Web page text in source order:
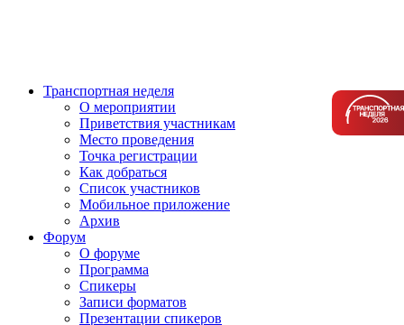
Транспортная неделя
О мероприятии
Приветствия участникам
Место проведения
Точка регистрации
Как добраться
Список участников
Мобильное приложение
Архив
Форум
О форуме
Программа
Спикеры
Записи форматов
Презентации спикеров